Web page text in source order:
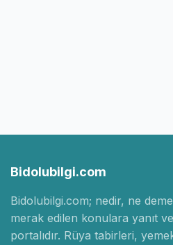
Bidolubilgi.com
Bidolubilgi.com; nedir, ne
merak edilen konulara yanıt
portalıdır. Rüya tabirleri,